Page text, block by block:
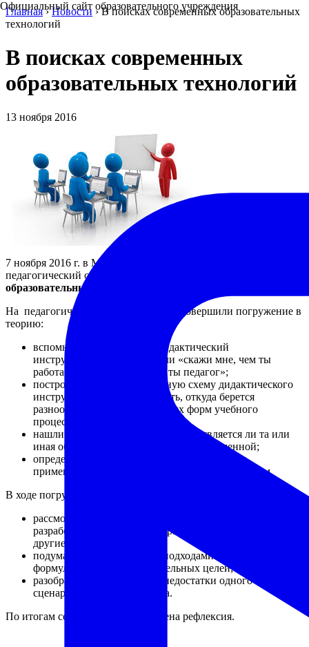
Официальный сайт образовательного учреждения
Главная › Новости › В поисках современных образовательных
технологий
В поисках современных
образовательных технологий
13 ноября 2016
7 ноября 2016 г. в МАОУ «Лицей №82 г. Челябинска» прошел
педагогический совет на тему «
образовательных технологий
На педагогическом совете педагоги совершили погружение в
теорию:
вспомнили, какой бывает дидактический
инструментарий учителя, или «скажи мне, чем ты
работаешь, и я узнаю, какой ты педагог»;
построили классификационную схему дидактического
инструментария, чтобы понять, откуда берется
разнообразие организационных форм учебного
процесса;
нашли ответ на вопрос, как узнать, является ли та или
иная образовательная технология современной;
определили круг тех технологий, изучение и
применение которых пригодятся детям в будущем.
В ходе погружения были выполнены практические задания:
рассмотрели, как позиционируют свои методические
разработки относительно образовательных технологий
другие учителя;
подумали над различными подходами к
формулированию образовательных целей;
разобрали преимущества и недостатки одного из новых
сценариев проведения урока.
По итогам семинара была проведена рефлексия.